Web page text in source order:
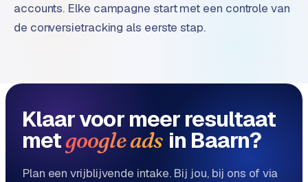
s
t
accounts. Elke campagne start met een controle van
de conversietracking als eerste stap.
Klaar voor meer resultaat
metgoogle ads in Baarn?
Plan een vrijblijvende intake. Bij jou, bij ons of via